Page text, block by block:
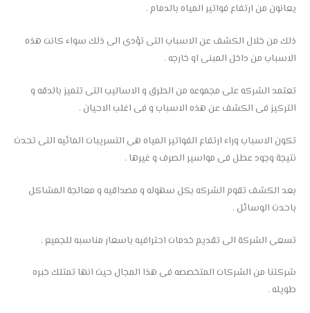
يعانون من ارتفاع فواتير المياه بالدمام .
ذلك من خلال الكشف عن الاسباب التى تؤدى الى ذلك سواء كانت هذه
الاسباب من داخل المبنى او خارجه .
تعتمد الشركه على مجموعه من الطرق و الاساليب التى تتميز بالدقه و
التركيز فى الكشف عن هذه الاسباب و فى اغلب الاحيان .
تكون الاسباب وراء ارتفاع الفواتير المياه هى التسريبات المائيه التى تحدث
نتيجة وجود عطل فى مواسير الصرف و غيرها .
بعد الكشف تقوم الشركه بكل سهوله و مصداقيه و معالجة المشاكل
باحدث الوسائل .
تسعى الشركة الى تقديم خدمات احترافيه باسعار مناسبه للجميع .
شركتنا من الشركات المتخصصه فى هذا المجال حيث انها تمتلك خبره
طويله .